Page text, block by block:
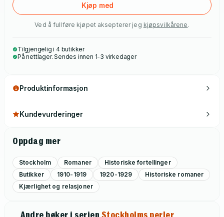
Kjøp med
Ved å fullføre kjøpet aksepterer jeg kjøpsvilkårene .
Tilgjengelig i 4 butikker
På nettlager. Sendes innen 1-3 virkedager
Produktinformasjon
Kundevurderinger
Oppdag mer
Stockholm Romaner
Historiske fortellinger
Butikker
1910-1919 1920-1929
Historiske romaner
Kjærlighet og relasjoner